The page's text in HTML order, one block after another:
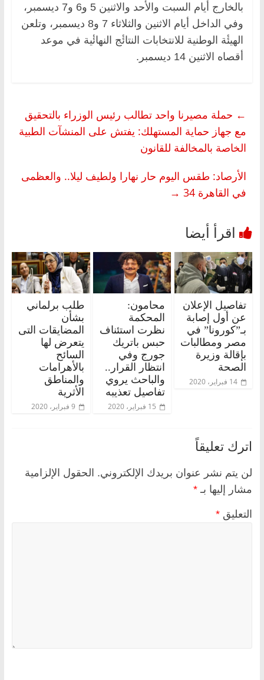
بالخارج أيام السبت والأحد والاثنين 5 و6 و7 ديسمبر،
وفي الداخل أيام الاثنين والثلاثاء 7 و8 ديسمبر، وتلعن
الهيئٔة الوطنية للانتخابات النتائٔج النهائٔية في موعد
أقصاه الاثنين 14 ديسمبر.
← حملة مصيرنا واحد تطالب رئيس الوزراء بالتحقيق
مع جهاز حماية المستهلك: يفتش على المنشآت الطبية
الخاصة بالمخالفة للقانون
الأرصاد: طقس اليوم حار نهارا ولطيف ليلا.. والعظمى
في القاهرة 34
→
تفاصيل الإعلان
عن أول إصابة
بـ”كورونا” في
مصر ومطالبات
بإقالة وزيرة
الصحة
14 فبراير، 2020
محامون:
المحكمة
نظرت استئناف
حبس باتريك
جورج وفي
انتظار القرار..
والباحث يروي
تفاصيل تعذيبه
15 فبراير، 2020
طلب برلماني
بشأن
المضايقات التى
يتعرض لها
السائح
بالأهرامات
والمناطق
الأثرية
9 فبراير، 2020
اترك تعليقاً
لن يتم نشر عنوان بريدك الإلكتروني. الحقول الإلزامية
مشار إليها بـ *
التعليق *